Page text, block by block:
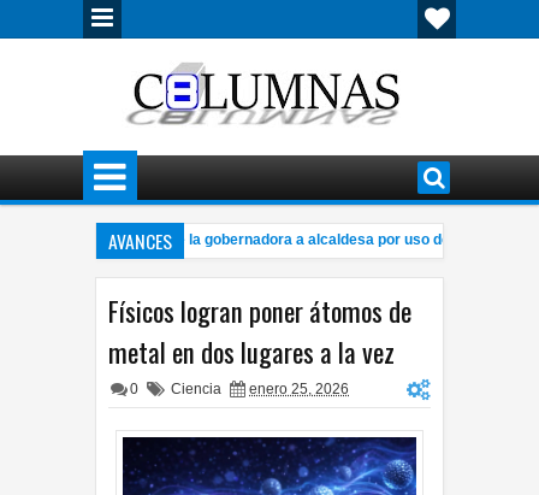
AVANCES
Estrada críticas de la gobernadora a alcaldesa por uso de redes sociales
Físicos logran poner átomos de
metal en dos lugares a la vez
0 Ciencia enero 25, 2026